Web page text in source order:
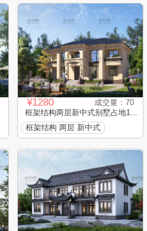
¥1280
成交量：70
框架结构两层新中式别墅占地1...
框架结构 两层 新中式